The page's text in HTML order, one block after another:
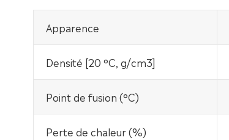
Apparence
Densité [20 °C, g/cm3]
Point de fusion (°C)
Perte de chaleur (%)